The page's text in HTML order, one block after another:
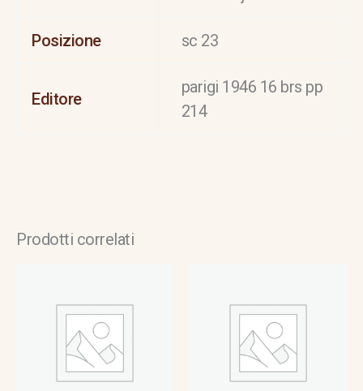
Posizione sc 23
Editore
parigi 1946 16 brs pp
214
Prodotti correlati